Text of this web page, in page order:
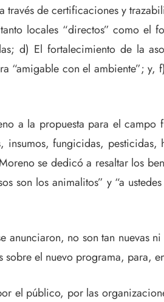
de certificaciones y
locales “directos” como el
d) El fortalecimiento de la
con el ambiente”;
a la propuesta para el
fungicidas,
se dedicó a resaltar los
son los animalitos” y “a
anunciaron, no son tan nuevas
el nuevo programa, para,
el público, por las